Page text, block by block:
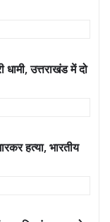
धामी, उत्तराखंड में दो
हत्या, भारतीय